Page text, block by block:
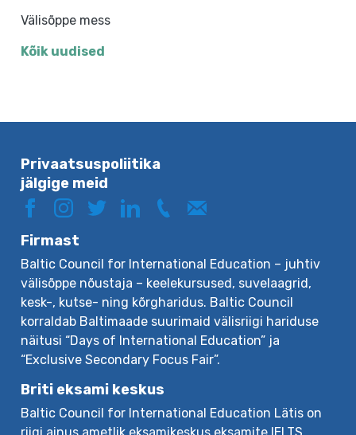
Välisõppe mess
Kõik uudised
Privaatsuspoliitika
jälgige meid
Firmast
Baltic Council for International Education – juhtiv
välisõppe nõustaja – keelekursused, suvelaagrid,
kesk-, kutse- ning kõrgharidus. Baltic Council
korraldab Baltimaade suurimaid välisriigi hariduse
näitusi “Days of International Education” ja
“Exclusive Secondary Focus Fair”.
Briti eksami keskus
Baltic Council for International Education Lätis on